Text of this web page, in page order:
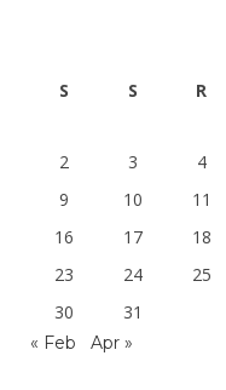
S
S R
2
3 4
9
10 11
16
17 18
23
24 25
30
31
« Feb Apr »